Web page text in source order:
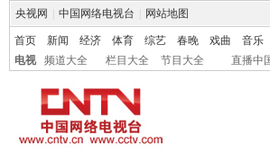
央视网 中国网络电视台 网站地图
首页 新闻 经济 体育 综艺 春晚 戏曲 音乐
电视
频道大全 栏目大全 节目大全 直播中